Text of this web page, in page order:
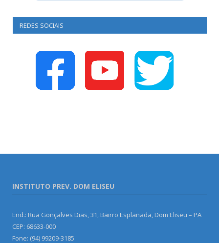
REDES SOCIAIS
INSTITUTO PREV. DOM ELISEU
End.: Rua Gonçalves Dias, 31, Bairro Esplanada, Dom Eliseu – PA
CEP: 68633-000
Fone: (94) 99209-3185